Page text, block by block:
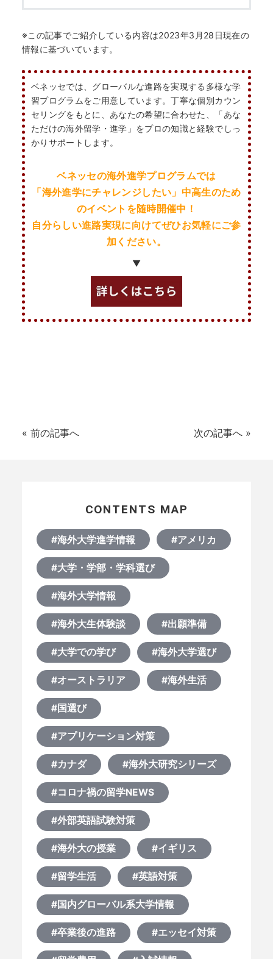
※この記事でご紹介している内容は2023年3月28日現在の
情報に基づいています。
ベネッセでは、グローバルな進路を実現する多様な学
習プログラムをご用意しています。丁寧な個別カウン
セリングをもとに、あなたの希望に合わせた、「あな
ただけの海外留学・進学」をプロの知識と経験でしっ
かりサポートします。
ベネッセの海外進学プログラムでは
「海外進学にチャレンジしたい」 中高生のため
のイベントを随時開催中！
自分らしい進路実現に向けてぜひお気軽にご参
加ください。
▼
« 前の記事へ 次の記事へ »
CONTENTS MAP
#海外大学進学情報 #アメリカ
#大学・学部・学科選び
#海外大学情報
#海外大生体験談 #出願準備
#大学での学び #海外大学選び
#オーストラリア #海外生活
#国選び
#アプリケーション対策
#カナダ #海外大研究シリーズ
#コロナ禍の留学NEWS
#外部英語試験対策
#海外大の授業 #イギリス
#留学生活 #英語対策
#国内グローバル系大学情報
#卒業後の進路 #エッセイ対策